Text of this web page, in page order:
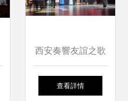
西安奏響友誼之歌
“樂之行”合唱藝術
查看詳情